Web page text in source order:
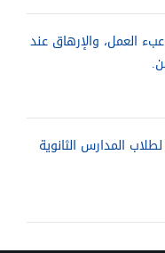
العمل، والإرهاق عند
المدارس الثانوية